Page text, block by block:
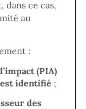
dans ce cas,
au
:
(PIA)
identifié ;
des